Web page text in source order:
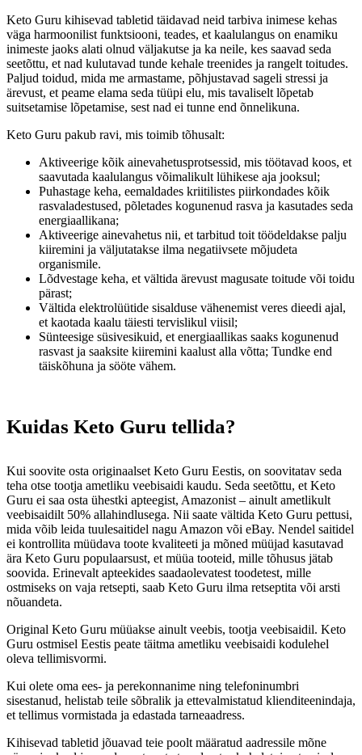
Keto Guru kihisevad tabletid täidavad neid tarbiva inimese kehas
väga harmoonilist funktsiooni, teades, et kaalulangus on enamiku
inimeste jaoks alati olnud väljakutse ja ka neile, kes saavad seda
seetõttu, et nad kulutavad tunde kehale treenides ja rangelt toitudes.
Paljud toidud, mida me armastame, põhjustavad sageli stressi ja
ärevust, et peame elama seda tüüpi elu, mis tavaliselt lõpetab
suitsetamise lõpetamise, sest nad ei tunne end õnnelikuna.
Keto Guru pakub ravi, mis toimib tõhusalt:
Aktiveerige kõik ainevahetusprotsessid, mis töötavad koos, et
saavutada kaalulangus võimalikult lühikese aja jooksul;
Puhastage keha, eemaldades kriitilistes piirkondades kõik
rasvaladestused, põletades kogunenud rasva ja kasutades seda
energiaallikana;
Aktiveerige ainevahetus nii, et tarbitud toit töödeldakse palju
kiiremini ja väljutatakse ilma negatiivsete mõjudeta
organismile.
Lõdvestage keha, et vältida ärevust magusate toitude või toidu
pärast;
Vältida elektrolüütide sisalduse vähenemist veres dieedi ajal,
et kaotada kaalu täiesti tervislikul viisil;
Sünteesige süsivesikuid, et energiaallikas saaks kogunenud
rasvast ja saaksite kiiremini kaalust alla võtta; Tundke end
täiskõhuna ja sööte vähem.
Kuidas Keto Guru tellida?
Kui soovite osta originaalset Keto Guru Eestis, on soovitatav seda
teha otse tootja ametliku veebisaidi kaudu. Seda seetõttu, et Keto
Guru ei saa osta ühestki apteegist, Amazonist – ainult ametlikult
veebisaidilt 50% allahindlusega. Nii saate vältida Keto Guru pettusi,
mida võib leida tuulesaitidel nagu Amazon või eBay. Nendel saitidel
ei kontrollita müüdava toote kvaliteeti ja mõned müüjad kasutavad
ära Keto Guru populaarsust, et müüa tooteid, mille tõhusus jätab
soovida. Erinevalt apteekides saadaolevatest toodetest, mille
ostmiseks on vaja retsepti, saab Keto Guru ilma retseptita või arsti
nõuandeta.
Original Keto Guru müüakse ainult veebis, tootja veebisaidil. Keto
Guru ostmisel Eestis peate täitma ametliku veebisaidi kodulehel
oleva tellimisvormi.
Kui olete oma ees- ja perekonnanime ning telefoninumbri
sisestanud, helistab teile sõbralik ja ettevalmistatud klienditeenindaja,
et tellimus vormistada ja edastada tarneaadress.
Kihisevad tabletid jõuavad teie poolt määratud aadressile mõne